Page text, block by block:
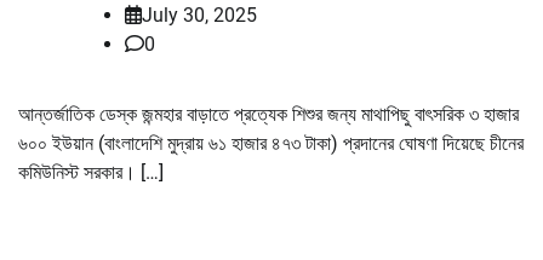
July 30, 2025
0
আন্তর্জাতিক ডেস্ক জন্মহার বাড়াতে প্রত্যেক শিশুর জন্য মাথাপিছু বাৎসরিক ৩ হাজার
৬০০ ইউয়ান (বাংলাদেশি মুদ্রায় ৬১ হাজার ৪৭৩ টাকা) প্রদানের ঘোষণা দিয়েছে চীনের
কমিউনিস্ট সরকার। […]